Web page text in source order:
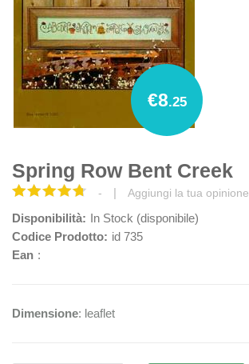
€8.25
Spring Row Bent Creek
- | Aggiungi la tua opinione
Disponibilità: In Stock (disponibile)
Codice Prodotto: id 735
Ean :
Dimensione: leaflet